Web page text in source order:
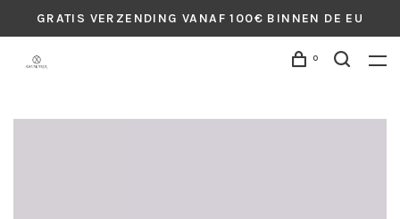
GRATIS VERZENDING VANAF 100€ BINNEN DE EU
0